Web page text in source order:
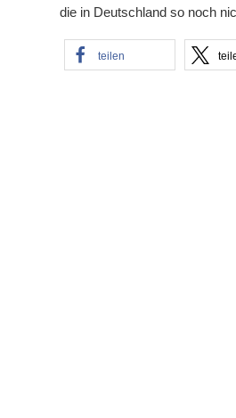
die in Deutschland so noch
teilen